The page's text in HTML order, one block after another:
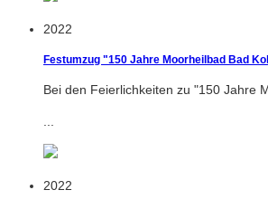
2022
Festumzug "150 Jahre Moorheilbad Bad
Bei den Feierlichkeiten zu "150 Jahre
2022